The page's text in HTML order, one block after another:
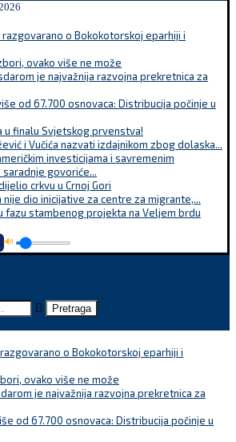
o Bokokotorskoj eparhiji i
ovako više ne može
je najvažnija razvojna prekretnica za
od 67.700 osnovaca: Distribucija počinje u
u finalu Svjetskog prvenstva!
i Vučića nazvati izdajnikom zbog dolaska...
investicijama i savremenim
govoriće...
crkvu u Crnoj Gori
nije dio inicijative za centre za migrante,...
fazu stambenog projekta na Veljem brdu
🔊
Pretraga
o Bokokotorskoj eparhiji i
ovako više ne može
je najvažnija razvojna prekretnica za
od 67.700 osnovaca: Distribucija počinje u